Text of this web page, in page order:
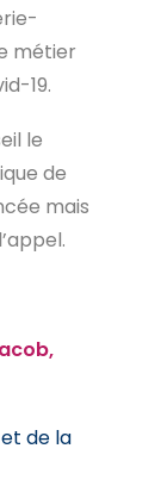
métier
19.
le
de
mais
de la